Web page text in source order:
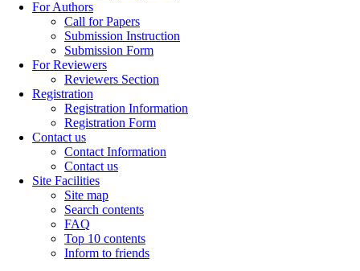
For Authors
Call for Papers
Submission Instruction
Submission Form
For Reviewers
Reviewers Section
Registration
Registration Information
Registration Form
Contact us
Contact Information
Contact us
Site Facilities
Site map
Search contents
FAQ
Top 10 contents
Inform to friends